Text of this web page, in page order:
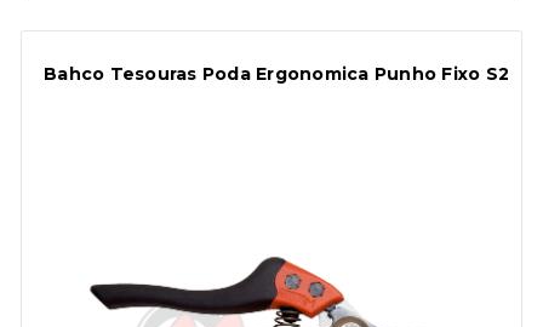
Bahco Tesouras Poda Ergonomica Punho Fixo S2